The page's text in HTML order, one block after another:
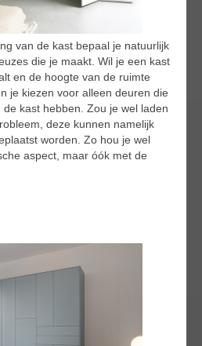
van de kast bepaal je natuurlijk
die je maakt. Wil je een kast
en de hoogte van de ruimte
je kiezen voor alleen deuren die
kast hebben. Zou je wel laden
deze kunnen namelijk
worden. Zo hou je wel
aspect, maar óók met de